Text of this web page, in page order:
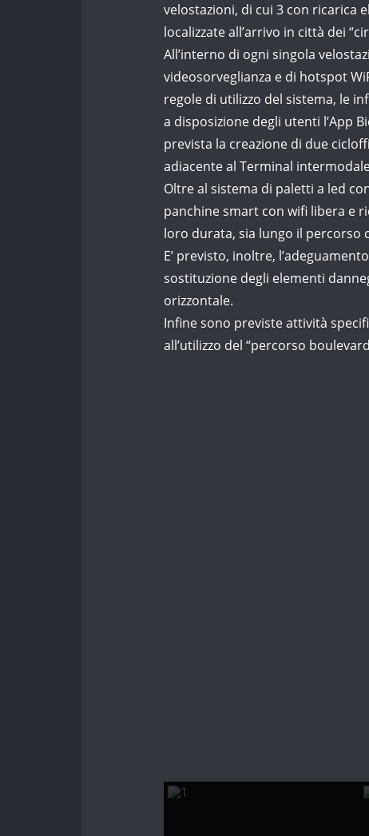
velostazioni, di cui 3 con ricarica
localizzate all’arrivo in città dei
All’interno di ogni singola
videosorveglianza e di hotspot
regole di utilizzo del sistema, le
a disposizione degli utenti l’App
prevista la creazione di due
adiacente al Terminal
Oltre al sistema di paletti a led
panchine smart con wifi libera e
loro durata, sia lungo il percorso
E’ previsto, inoltre,
sostituzione degli elementi
orizzontale.
Infine sono previste attività
all’utilizzo del “percorso